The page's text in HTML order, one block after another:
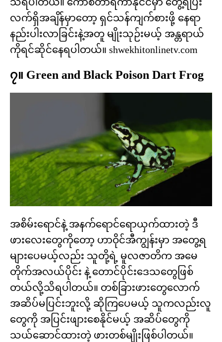
လက်ရှိအချိန်မှာတော့ ရှင်သန်ကျက်စားဖို့ နေရာ
နည်းပါးလာခြင်းနဲ့အတူ မျိုးသုဉ်းမယ့် အန္တရာယ်
ကိုရင်ဆိုင်နေရပါတယ်။ shwekhitonlinetv.com
၇။ Green and Black Poison Dart Frog
အစိမ်းရောင်နဲ့ အနက်ရောင်ရောယှက်ထားတဲ့ ဒီ
ဖားလေးတွေကိုတော့ ဟာဝိုင်အီကျွန်းမှာ အတွေ့ရ
များပေမယ့်လည်း သူတို့ရဲ့ မူလဇာတိက အမေ
တိုက်အလယ်ပိုင်း နဲ့ တောင်ပိုင်းဒေသတွေဖြစ်
တယ်လို့သိရပါတယ်။ တစ်ခြားဖားတွေလောက်
အဆိပ်မပြင်းဘူးလို့ ဆိုကြပေမယ့် သူကလည်းလူ
တွေကို အပြင်းဖျားစေနိုင်မယ့် အဆိပ်တွေကို
သယ်ဆောင်ထားတဲ့ ဖားတစ်မျိုးဖြစ်ပါတယ်။